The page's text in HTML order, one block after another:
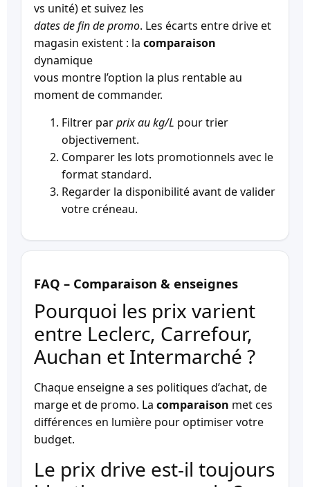
vs unité) et suivez les
dates de fin de promo. Les écarts entre drive et
magasin existent : la comparaison
dynamique
vous montre l’option la plus rentable au
moment de commander.
Filtrer parprix au kg/L pour trier
objectivement.
Comparer les lots promotionnels avec le
format standard.
Regarder la disponibilité avant de valider
votre créneau.
FAQ – Comparaison & enseignes
Pourquoi les prix varient
entre Leclerc, Carrefour,
Auchan et Intermarché ?
Chaque enseigne a ses politiques d’achat, de
marge et de promo. La comparaison met ces
différences en lumière pour optimiser votre
budget.
Le prix drive est-il toujours